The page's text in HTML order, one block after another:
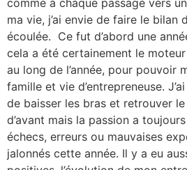
comme à chaque passage vers
ma vie, j’ai envie de faire le bilan
écoulée. Ce fut d’abord une
cela a été certainement le
au long de l’année, pour pouvoir
famille et vie d’entrepreneuse.
de baisser les bras et retrouver
d’avant mais la passion a
échecs, erreurs ou mauvaises
jalonnés cette année. Il y a eu